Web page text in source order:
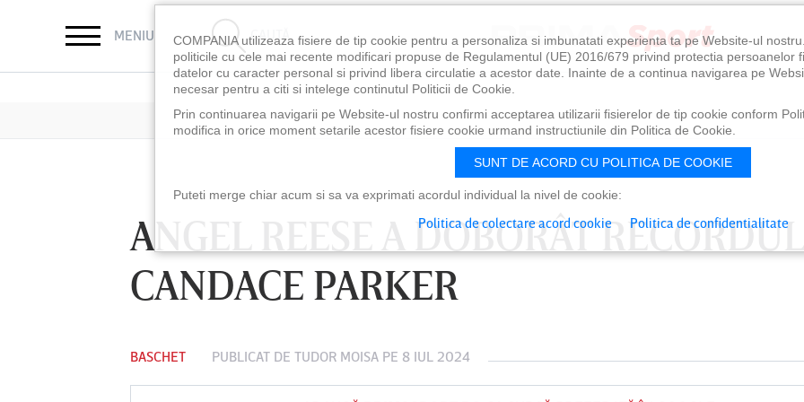
MENIU CAUTĂ
ANGEL REESE A DOBORÂT RECORDUL
CANDACE PARKER
BASCHET PUBLICAT DE TUDOR MOISA PE 8 IUL 2024
LUNI 10 AUG, 18:30 LUNI 10 AUG, 21:30 VINERI 07 AUG, 21:00
COMPANIA utilizeaza fisiere de tip cookie pentru a personaliza si imbunatati experienta ta pe Website-ul
politicile cu cele mai recente modificari propuse de Regulamentul (UE) 2016/679 privind protectia persoanelor
datelor cu caracter personal si privind libera circulatie a acestor date. Inainte de a continua navigarea pe
necesar pentru a citi si intelege continutul Politicii de Cookie.
Prin continuarea navigarii pe Website-ul nostru confirmi acceptarea utilizarii fisierelor de tip cookie conform
modifica in orice moment setarile acestor fisiere cookie urmand instructiunile din Politica de Cookie.
SUNT DE ACORD CU POLITICA DE COOKIE
Puteti merge chiar acum si sa va exprimati acordul individual la nivel de cookie:
Politica de colectare acord cookie Politica de confidentialitate